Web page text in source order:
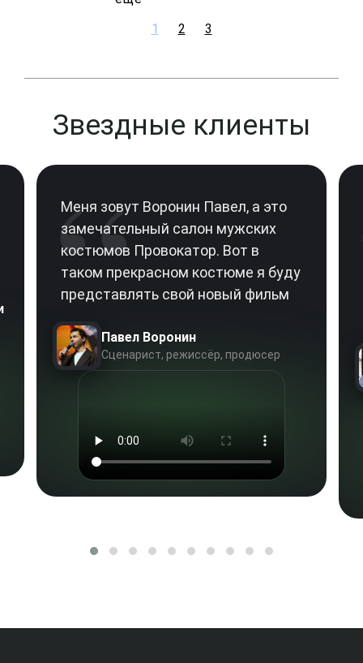
1 2 3
Звездные клиенты
“
Меня зовут Воронин Павел, а это
замечательный салон мужских
костюмов Провокатор. Вот в
таком прекрасном костюме я буду
представлять свой новый фильм
Павел Воронин
Сценарист, режиссёр, продюсер